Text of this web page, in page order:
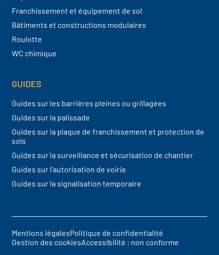
Franchissement et équipement de sol
Bâtiments et constructions modulaires
Roulotte
WC chimique
GUIDES
Guides sur les barrières pleines ou grillagées
Guides sur la palissade
Guides sur la plaque de franchissement et protection de
sols
Guides sur la surveillance et sécurisation de chantier
Guides sur l'autorisation de voirie
Guides sur la signalisation temporaire
Pied de page
Mentions légalesPolitique de confidentialité
Gestion des cookiesAccessibilité : non conforme